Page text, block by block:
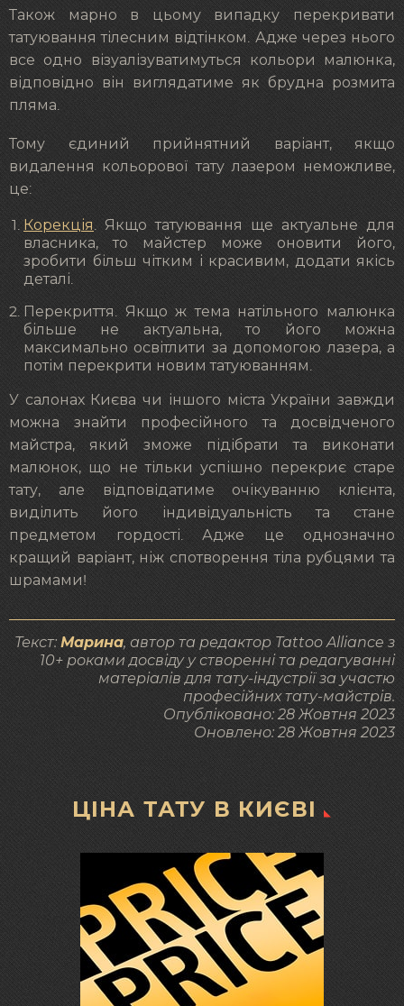
Також марно в цьому випадку перекривати
татуювання тілесним відтінком. Адже через нього
все одно візуалізуватимуться кольори малюнка,
відповідно він виглядатиме як брудна розмита
пляма.
Тому єдиний прийнятний варіант, якщо
видалення кольорової тату лазером неможливе,
це:
Корекція. Якщо татуювання ще актуальне для
власника, то майстер може оновити його,
зробити більш чітким і красивим, додати якісь
деталі.
Перекриття. Якщо ж тема натільного малюнка
більше не актуальна, то його можна
максимально освітлити за допомогою лазера, а
потім перекрити новим татуюванням.
У салонах Києва чи іншого міста України завжди
можна знайти професійного та досвідченого
майстра, який зможе підібрати та виконати
малюнок, що не тільки успішно перекриє старе
тату, але відповідатиме очікуванню клієнта,
виділить його індивідуальність та стане
предметом гордості. Адже це однозначно
кращий варіант, ніж спотворення тіла рубцями та
шрамами!
Текст: Марина, автор та редактор Tattoo Alliance з
10+ роками досвіду у створенні та редагуванні
матеріалів для тату-індустрії за участю
професійних тату-майстрів.
Опубліковано:28 Жовтня 2023
Оновлено:28 Жовтня 2023
ЦІНА ТАТУ В КИЄВІ